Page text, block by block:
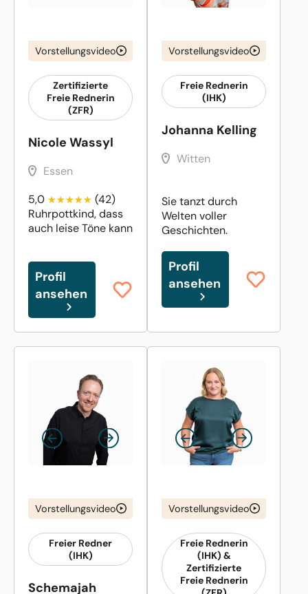
Vorstellungsvideo
Zertifizierte
Freie Rednerin
(ZFR)
Nicole Wassyl
Essen
5,0
(42)
Ruhrpottkind, dass
auch leise Töne kann
Profil
ansehen
Vorstellungsvideo
Freie Rednerin
(IHK)
Johanna Kelling
Witten
Sie tanzt durch
Welten voller
Geschichten.
Profil
ansehen
Vorstellungsvideo
Freier Redner
(IHK)
Schemajah
Vorstellungsvideo
Freie Rednerin
(IHK) &
Zertifizierte
Freie Rednerin